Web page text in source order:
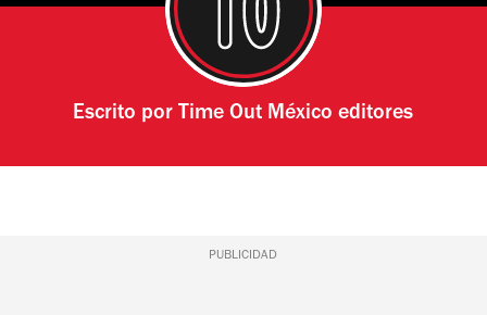
Escrito por Time Out México editores
PUBLICIDAD